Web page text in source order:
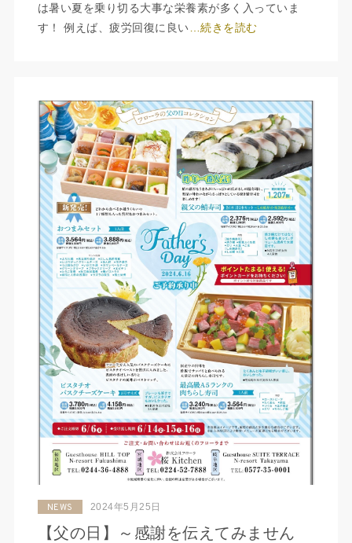
は暑い夏を乗り切る大事な栄養素が多く入っていま
す！ 例えば、疲労回復に良い
…続きを読む
NEWS 2024年5月25日
【父の日】～感謝を伝えてみません